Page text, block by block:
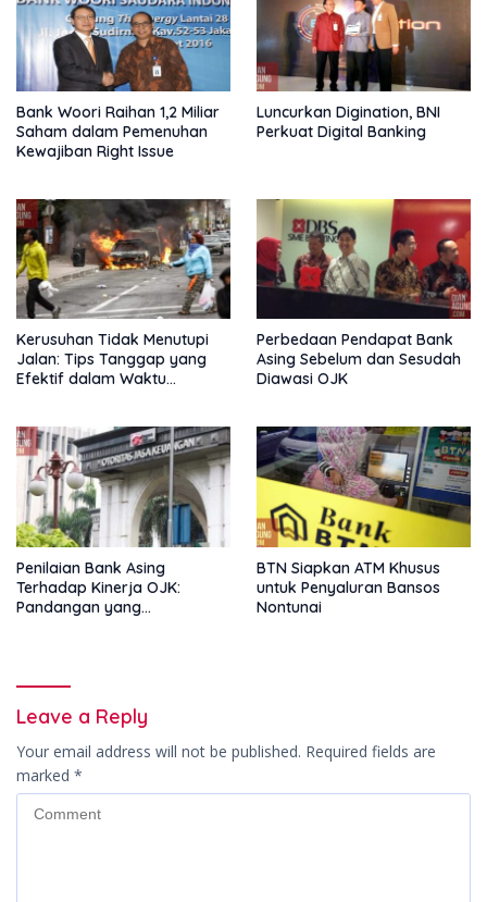
Bank Woori Raihan 1,2 Miliar
Saham dalam Pemenuhan
Kewajiban Right Issue
Luncurkan Digination, BNI
Perkuat Digital Banking
Kerusuhan Tidak Menutupi
Jalan: Tips Tanggap yang
Efektif dalam Waktu
Perbedaan Pendapat Bank
Asing Sebelum dan Sesudah
Diawasi OJK
Penilaian Bank Asing
Terhadap Kinerja OJK:
Pandangan yang
BTN Siapkan ATM Khusus
untuk Penyaluran Bansos
Nontunai
Leave a Reply
Your email address will not be published. Required fields are
marked *